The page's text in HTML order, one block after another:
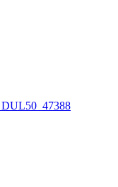
DUL50_47388